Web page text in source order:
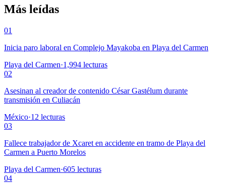
Más leídas
01
Inicia paro laboral en Complejo Mayakoba en Playa del Carmen
Playa del Carmen·1,994 lecturas
02
Asesinan al creador de contenido César Gastélum durante
transmisión en Culiacán
México·12 lecturas
03
Fallece trabajador de Xcaret en accidente en tramo de Playa del
Carmen a Puerto Morelos
Playa del Carmen·605 lecturas
04